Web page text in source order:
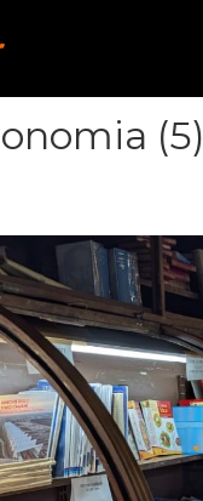
(5)